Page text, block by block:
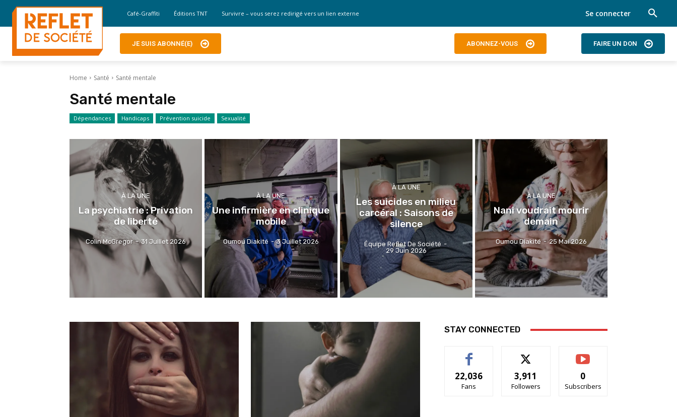
Café-Graffiti Éditions TNT Survivre – vous serez redirigé vers un lien externe Se connecter
JE SUIS ABONNÉ(E) ABONNEZ-VOUS FAIRE UN DON
Home Santé Santé mentale
Santé mentale
Dépendances Handicaps Prévention suicide Sexualité
À LA UNE
La psychiatrie : Privation
de liberté
Colin McGregor - 31 Juillet 2026
À LA UNE
Une infirmière en clinique
mobile
Oumou Diakité - 3 Juillet 2026
À LA UNE
Les suicides en milieu
carcéral : Saisons de
silence
Équipe Reflet De Société -
29 Juin 2026
À LA UNE
Nani voudrait mourir
demain
Oumou Diakité - 25 Mai 2026
STAY CONNECTED
22,036
Fans
3,911
Followers
0
Subscribers